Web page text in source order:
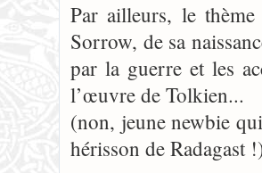
Par ailleurs, le
Sorrow, de sa
par la guerre et les
l’œuvre de Tolkien...
(non, jeune newbie
hérisson de Radagast